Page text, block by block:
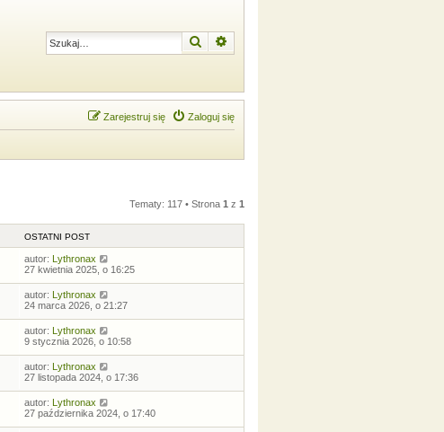
Szukaj
Zaloguj się
Zarejestruj się
Tematy: 117 • Strona 1 z 1
OSTATNI POST
autor: Lythronax
27 kwietnia 2025, o 16:25
autor: Lythronax
24 marca 2026, o 21:27
autor: Lythronax
9 stycznia 2026, o 10:58
autor: Lythronax
27 listopada 2024, o 17:36
autor: Lythronax
27 października 2024, o 17:40